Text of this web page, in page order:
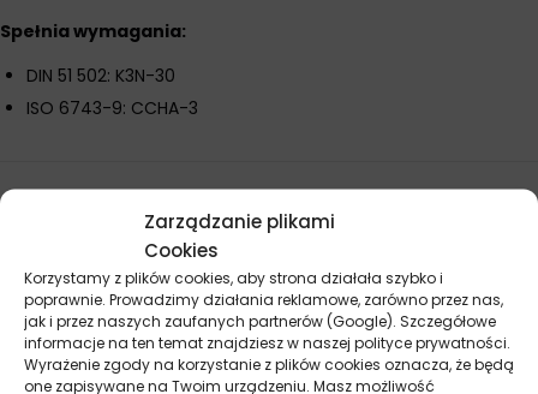
Zarządzanie plikami
Cookies
Korzystamy z plików cookies, aby strona działała szybko i
poprawnie. Prowadzimy działania reklamowe, zarówno przez nas,
jak i przez naszych zaufanych partnerów (Google). Szczegółowe
informacje na ten temat znajdziesz w naszej polityce prywatności.
Wyrażenie zgody na korzystanie z plików cookies oznacza, że będą
one zapisywane na Twoim urządzeniu. Masz możliwość
Spełnia wymagania:
DIN 51 502: K3N-30
ISO 6743-9: CCHA-3
Parametry techniczne
Producent Orlen
Pojemność 4,5 kg
Przeznaczenie Łożyska